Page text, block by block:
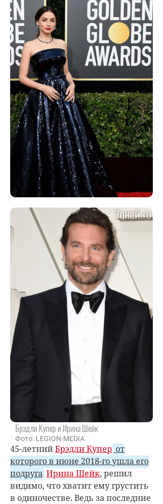
Брэдли Купер и Ирина Шейк
Фото: LEGION-MEDIA
45-летнийБрэдли Купер от
которого в июне 2018-го ушла его
подруга Ирина Шейк, решил
видимо, что хватит ему грустить
в одиночестве. Ведь за последние